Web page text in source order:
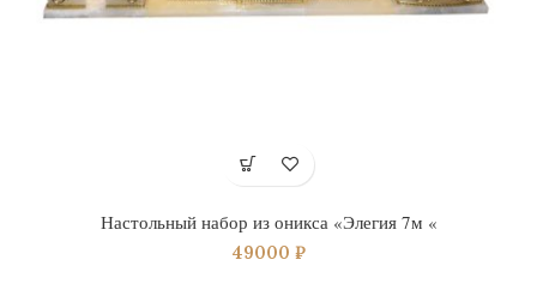
Настольный набор из оникса «Элегия 7м «
49000 ₽